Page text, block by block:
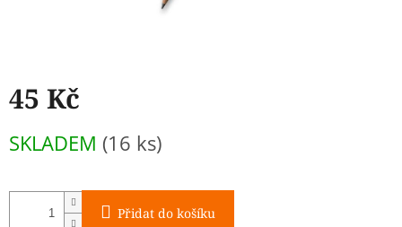
45 Kč
cena:
SKLADEM (16 ks)
Přidat do košíku